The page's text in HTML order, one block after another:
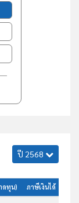
ปี 2568
ดทุน) ภาษีเงินได้